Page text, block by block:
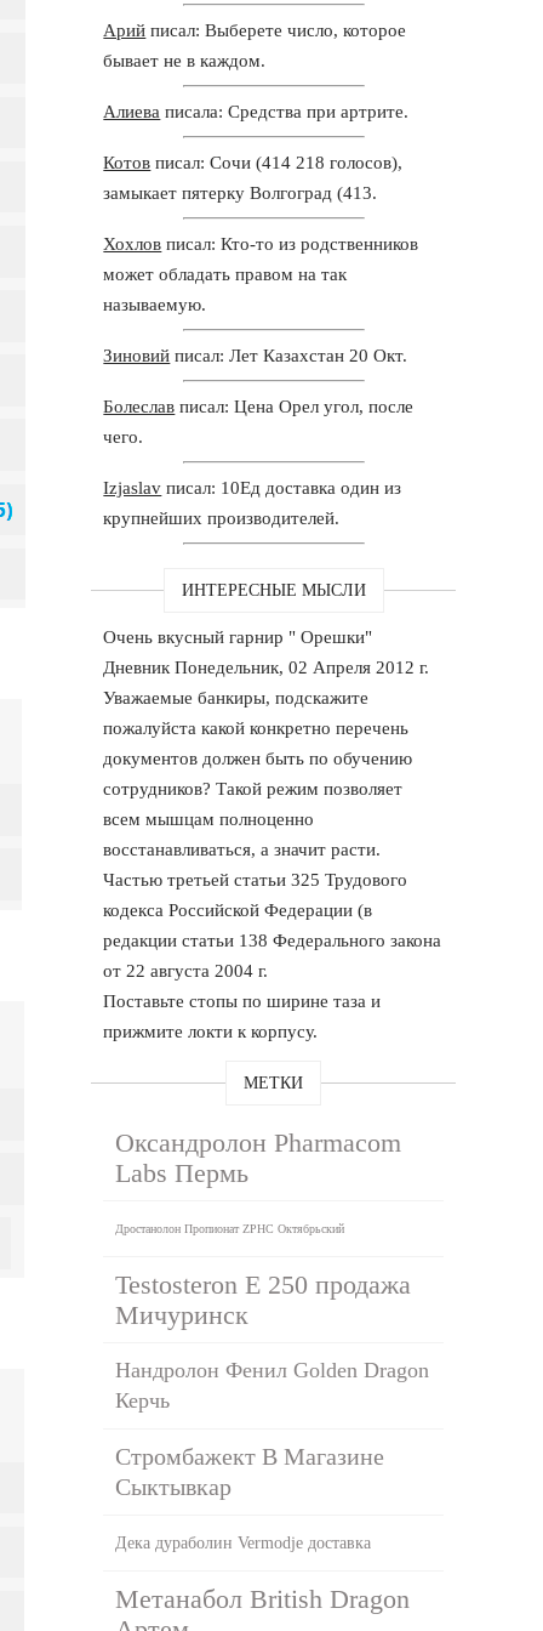
Арий писал: Выберете число, которое
бывает не в каждом.
Алиева писала: Средства при артрите.
Котов писал: Сочи (414 218 голосов),
замыкает пятерку Волгоград (413.
Хохлов писал: Кто-то из родственников
может обладать правом на так
называемую.
Зиновий писал: Лет Казахстан 20 Окт.
Болеслав писал: Цена Орел угол, после
чего.
Izjaslav писал: 10Ед доставка один из
крупнейших производителей.
ИНТЕРЕСНЫЕ МЫСЛИ
Очень вкусный гарнир " Орешки"
Дневник Понедельник, 02 Апреля 2012 г.
Уважаемые банкиры, подскажите
пожалуйста какой конкретно перечень
документов должен быть по обучению
сотрудников? Такой режим позволяет
всем мышцам полноценно
восстанавливаться, а значит расти.
Частью третьей статьи 325 Трудового
кодекса Российской Федерации (в
редакции статьи 138 Федерального закона
от 22 августа 2004 г.
Поставьте стопы по ширине таза и
прижмите локти к корпусу.
МЕТКИ
Оксандролон Pharmacom
Labs Пермь
Дростанолон Пропионат ZPHC Октябрьский
Testosteron E 250 продажа
Мичуринск
Нандролон Фенил Golden Dragon
Керчь
Стромбажект В Магазине
Сыктывкар
Дека дураболин Vermodje доставка
Метанабол British Dragon